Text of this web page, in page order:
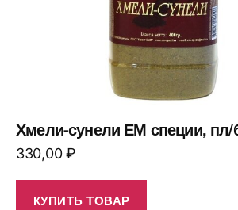
Хмели-сунели ЕМ специи, пл/
330,00₽
КУПИТЬ ТОВАР